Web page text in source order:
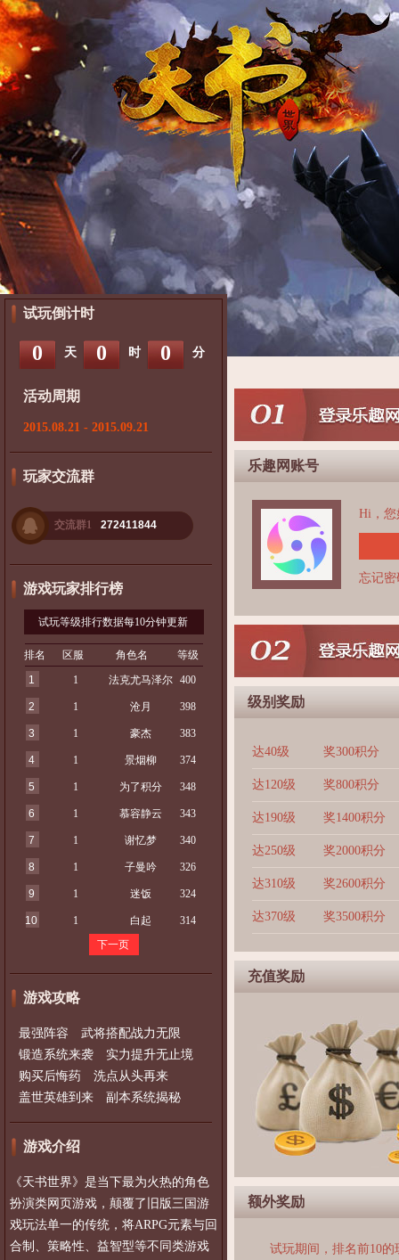
试玩倒计时
0 天 0 时 0 分
活动周期
2015.08.21 - 2015.09.21
玩家交流群
交流群1 272411844
游戏玩家排行榜
试玩等级排行数据每10分钟更新
排名 区服 角色名
等级
1
1 法克尤马泽尔 400
2 1 沧月 398
3 1 豪杰 383
4 1 景烟柳 374
5 1 为了积分 348
6 1 慕容静云 343
7 1 谢忆梦 340
8 1 子曼吟 326
9 1 迷饭 324
10 1 白起
314
下一页
游戏攻略
最强阵容 武将搭配战力无限
锻造系统来袭 实力提升无止境
购买后悔药 洗点从头再来
盖世英雄到来 副本系统揭秘
游戏介绍
《天书世界》是当下最为火热的角色
扮演类网页游戏，颠覆了旧版三国游
戏玩法单一的传统，将ARPG元素与回
合制、策略性、益智型等不同类游戏
乐趣网账号
Hi，您
忘记密
级别奖励
达40级 奖300积分
达120级 奖800积分
达190级 奖1400积分
达250级 奖2000积分
达310级 奖2600积分
达370级 奖3500积分
充值奖励
额外奖励
试玩期间，排名前10